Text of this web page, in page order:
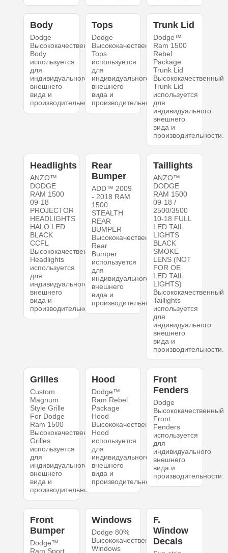
Body
Dodge
Высококачественный
Body
используется
для
индивидуального
внешнего
вида и
производительности.
Tops
Dodge
Высококачественный
Tops
используется
для
индивидуального
внешнего
вида и
производительности.
Trunk Lid
Dodge™
Ram 1500
Rebel
Package
Trunk Lid
Высококачественный
Trunk Lid
используется
для
индивидуального
внешнего
вида и
производительности.
Headlights
ANZO™
DODGE
RAM 1500
09-18
PROJECTOR
HEADLIGHTS
HALO LED
BLACK
CCFL
Высококачественный
Headlights
используется
для
индивидуального
внешнего
вида и
производительности.
Rear
Bumper
ADD™ 2009
- 2018 RAM
1500
STEALTH
REAR
BUMPER
Высококачественный
Rear
Bumper
используется
для
индивидуального
внешнего
вида и
производительности.
Taillights
ANZO™
DODGE
RAM 1500
09-18 /
2500/3500
10-18 FULL
LED TAIL
LIGHTS
BLACK
SMOKE
LENS (NOT
FOR OE
LED TAIL
LIGHTS)
Высококачественный
Taillights
используется
для
индивидуального
внешнего
вида и
производительности.
Grilles
Custom
Magnum
Style Grille
For Dodge
Ram 1500
Высококачественный
Grilles
используется
для
индивидуального
внешнего
вида и
производительности.
Hood
Dodge™
Ram Rebel
Package
Hood
Высококачественный
Hood
используется
для
индивидуального
внешнего
вида и
производительности.
Front
Fenders
Dodge
Высококачественный
Front
Fenders
используется
для
индивидуального
внешнего
вида и
производительности.
Front
Bumper
Dodge™
Ram Sport
Windows
Dodge 80%
Высококачественный
Windows
F.
Window
Decals